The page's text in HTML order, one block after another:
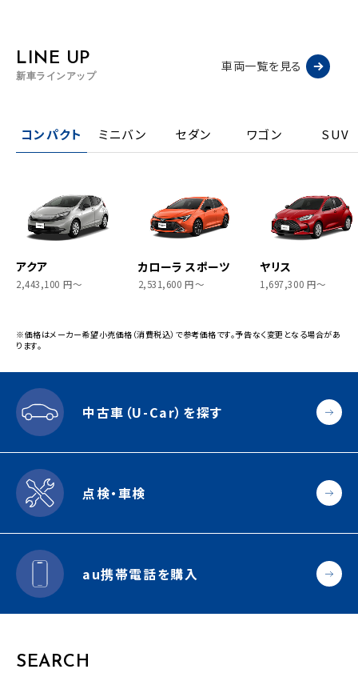
LINE UP
新車ラインアップ
車両一覧を見る
コンパクト ミニバン セダン ワゴン SUV
アクア
2,443,100 円〜
カローラ スポーツ
2,531,600 円〜
ヤリス
1,697,300 円〜
※価格はメーカー希望小売価格（消費税込）で参考価格です。予告なく変更となる場合があ
ります。
中古車（U-Car）を探す
点検・車検
au携帯電話を購入
SEARCH